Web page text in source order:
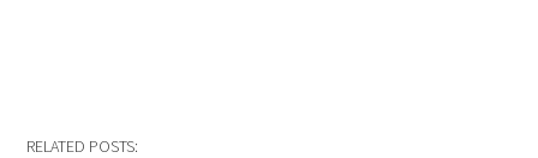
RELATED POSTS: